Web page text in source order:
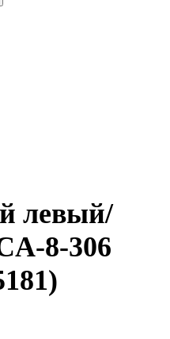
левый/
8-306